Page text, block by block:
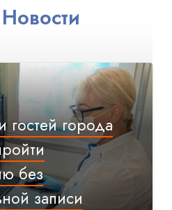
Новости
гостей города
без
записи